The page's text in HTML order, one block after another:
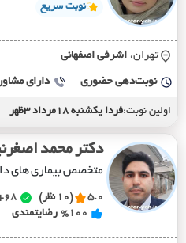
نوبت سریع
تهران، اشرفي اصفهاني
نوبت‌دهی حضوری دارای
اولین نوبت:فردا یکشنبه 18مرداد 3ظهر
دکتر محمد
متخصص بیماری های
5.0 (10 نظر) 68+
%100 رضایتمندی